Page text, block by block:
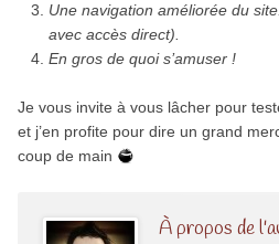
Une navigation améliorée du
avec accès direct).
En gros de quoi s’amuser !
Je vous invite à vous lâcher pour
et j’en profite pour dire un grand
coup de main
À propos de